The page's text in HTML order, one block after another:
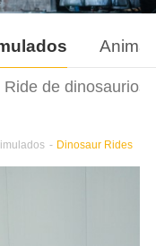
Ride de dinosaurios
- Dinosaur Rides